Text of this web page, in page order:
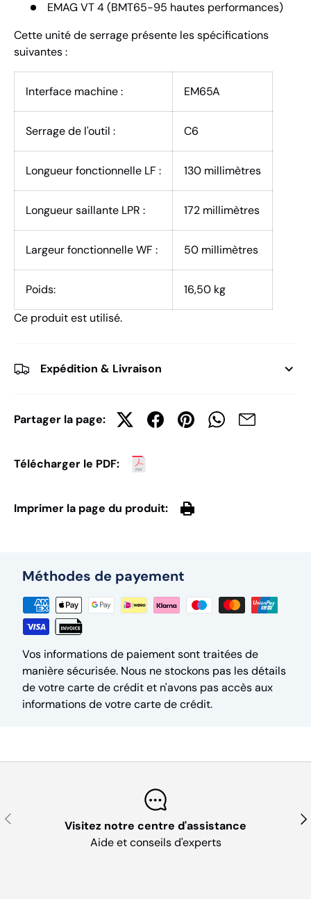
EMAG VT 4 (BMT65-95 hautes performances)
Cette unité de serrage présente les spécifications
suivantes :
Interface machine : EM65A
Serrage de l'outil : C6
Longueur fonctionnelle LF : 130 millimètres
Longueur saillante LPR : 172 millimètres
Largeur fonctionnelle WF : 50 millimètres
Poids:
16,50 kg
Ce produit est utilisé.
Expédition & Livraison
Partager la page:
Télécharger le PDF:
Imprimer la page du produit:
Méthodes de payement
Vos informations de paiement sont traitées de
manière sécurisée. Nous ne stockons pas les détails
de votre carte de crédit et n'avons pas accès aux
informations de votre carte de crédit.
Précédent
Visitez notre centre d'assistance
Aide et conseils d'experts